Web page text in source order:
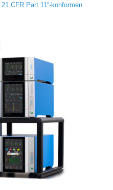
21 CFR Part 11“-konformen